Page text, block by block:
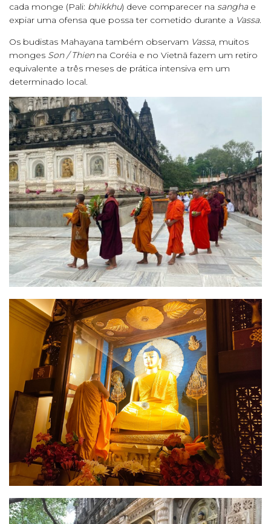
cada monge (Pali: bhikkhu) deve comparecer na sangha e
expiar uma ofensa que possa ter cometido durante a Vassa.
Os budistas Mahayana também observam Vassa, muitos
monges Son / Thienna Coréia e no Vietnã fazem um retiro
equivalente a três meses de prática intensiva em um
determinado local.